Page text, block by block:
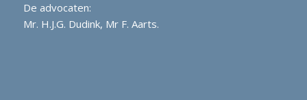
De advocaten:
Mr. H.J.G. Dudink, Mr F. Aarts.